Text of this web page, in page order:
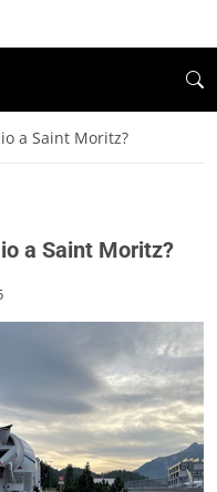
a Saint Moritz?
a Saint Moritz?